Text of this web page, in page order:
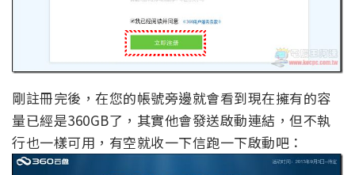
剛註冊完後，在您的帳號旁邊就會看到現在擁有的容
量已經是360GB了，其實他會發送啟動連結，但不執
行也一樣可用，有空就收一下信跑一下啟動吧：